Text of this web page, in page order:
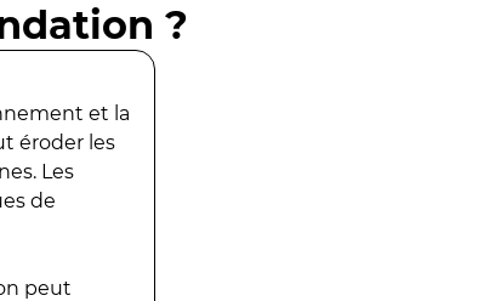
?
et la
éroder les
Les
de
peut